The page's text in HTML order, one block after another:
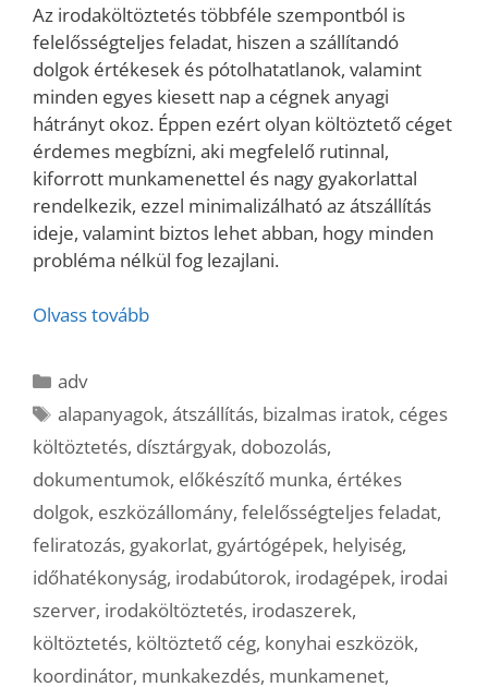
Az irodaköltöztetés többféle szempontból is
felelősségteljes feladat, hiszen a szállítandó
dolgok értékesek és pótolhatatlanok, valamint
minden egyes kiesett nap a cégnek anyagi
hátrányt okoz. Éppen ezért olyan költöztető céget
érdemes megbízni, aki megfelelő rutinnal,
kiforrott munkamenettel és nagy gyakorlattal
rendelkezik, ezzel minimalizálható az átszállítás
ideje, valamint biztos lehet abban, hogy minden
probléma nélkül fog lezajlani.
Olvass tovább
Kategória
adv
Címkék
alapanyagok,átszállítás, bizalmas iratok, céges
költöztetés, dísztárgyak, dobozolás,
dokumentumok, előkészítő munka, értékes
dolgok, eszközállomány, felelősségteljes feladat,
feliratozás, gyakorlat, gyártógépek, helyiség,
időhatékonyság, irodabútorok, irodagépek, irodai
szerver, irodaköltöztetés, irodaszerek,
költöztetés, költöztető cég, konyhai eszközök,
koordinátor, munkakezdés, munkamenet,